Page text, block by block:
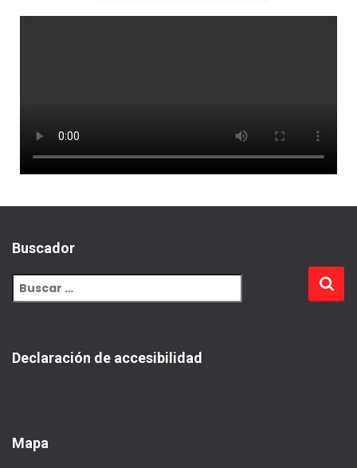
Buscador
Declaración de accesibilidad
Mapa